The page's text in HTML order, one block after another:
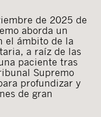
de 2025 de
aborda un
el ámbito de la
a raíz de las
paciente tras
Supremo
profundizar y
de gran